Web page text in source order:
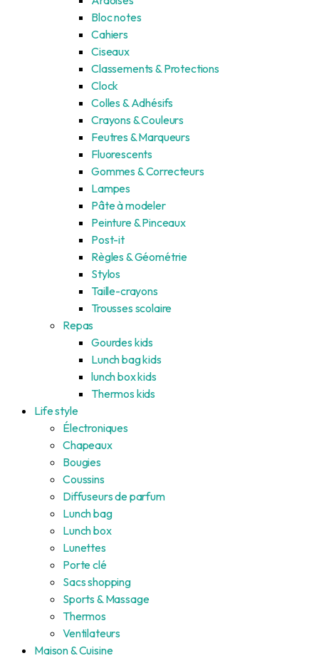
Bloc notes
Cahiers
Ciseaux
Classements & Protections
Clock
Colles & Adhésifs
Crayons & Couleurs
Feutres & Marqueurs
Fluorescents
Gommes & Correcteurs
Lampes
Pâte à modeler
Peinture & Pinceaux
Post-it
Règles & Géométrie
Stylos
Taille-crayons
Trousses scolaire
Repas
Gourdes kids
Lunch bag kids
lunch box kids
Thermos kids
Life style
Électroniques
Chapeaux
Bougies
Coussins
Diffuseurs de parfum
Lunch bag
Lunch box
Lunettes
Porte clé
Sacs shopping
Sports & Massage
Thermos
Ventilateurs
Maison & Cuisine